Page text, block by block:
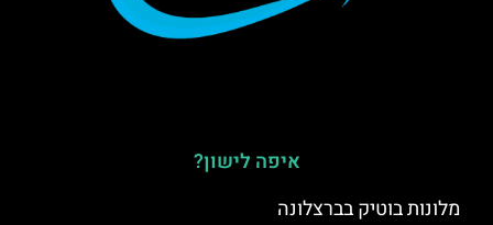
איפה לישון?
מלונות בוטיק בברצלונה